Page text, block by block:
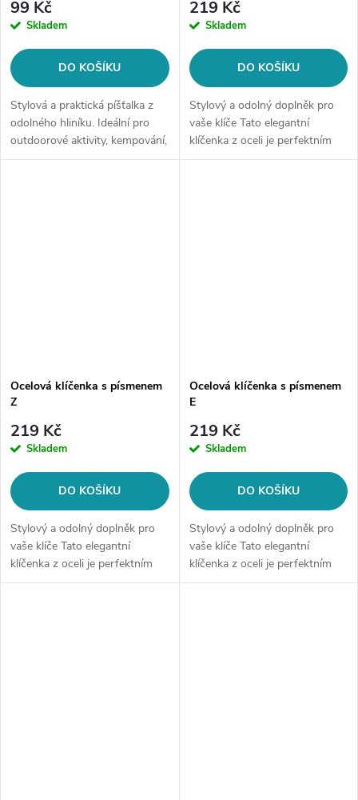
99 Kč
Skladem
DO KOŠÍKU
Stylová a praktická píšťalka z
odolného hliníku. Ideální pro
outdoorové aktivity, kempování,
turistiku nebo výcvik psů. S
219 Kč
Skladem
DO KOŠÍKU
Stylový a odolný doplněk pro
vaše klíče Tato elegantní
klíčenka z oceli je perfektním
způsobem, jak si uspořádat
Ocelová klíčenka s písmenem
Z
219 Kč
Skladem
DO KOŠÍKU
Stylový a odolný doplněk pro
vaše klíče Tato elegantní
klíčenka z oceli je perfektním
způsobem, jak si uspořádat
Ocelová klíčenka s písmenem
E
219 Kč
Skladem
DO KOŠÍKU
Stylový a odolný doplněk pro
vaše klíče Tato elegantní
klíčenka z oceli je perfektním
způsobem, jak si uspořádat